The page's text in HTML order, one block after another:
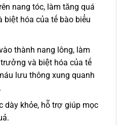
nang tóc, làm tăng quá
hóa của tế bào biểu
thành nang lông, làm
và biệt hóa của tế
lưu thông xung quanh
dày khỏe, hỗ trợ giúp mọc